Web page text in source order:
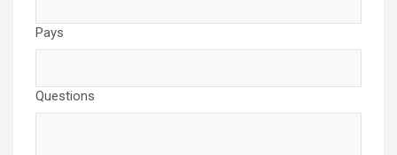
Pays
Questions